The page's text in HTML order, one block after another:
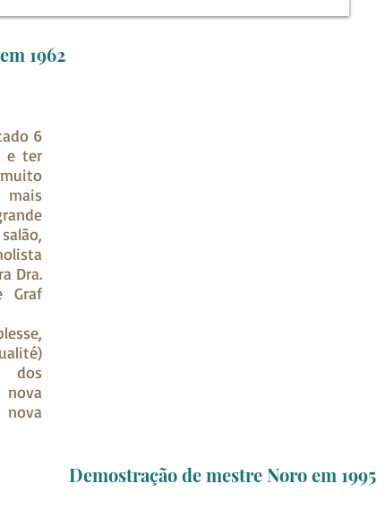
1962
6
e ter
Dra.
Graf
dos
Demostração de mestre Noro em 1995